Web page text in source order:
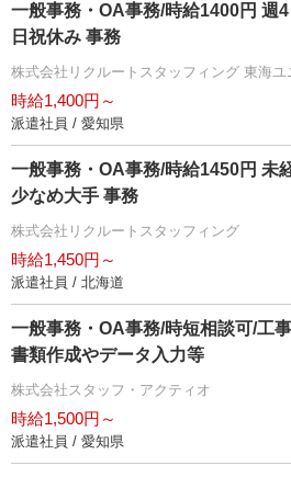
一般事務・OA事務/時給1400円 週
日祝休み 事務
株式会社リクルートスタッフィング 東海ユ
時給1,400円～
派遣社員 / 愛知県
一般事務・OA事務/時給1450円 未
少なめ大手 事務
株式会社リクルートスタッフィング
時給1,450円～
派遣社員 / 北海道
一般事務・OA事務/時短相談可/工
書類作成やデータ入力等
株式会社スタッフ・アクティオ
時給1,500円～
派遣社員 / 愛知県